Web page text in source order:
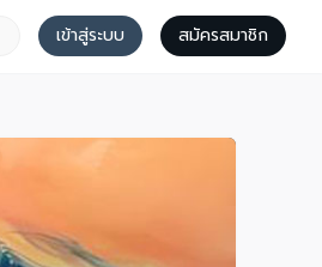
เข้าสู่ระบบ สมัครสมาชิก